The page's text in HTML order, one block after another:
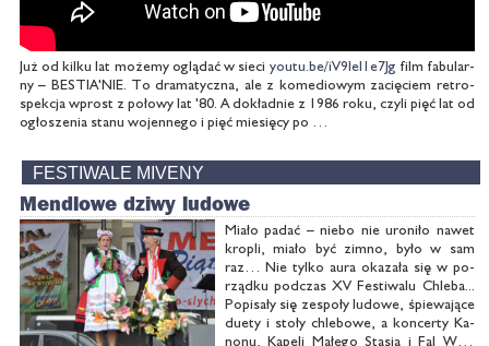
Już od kil­ku lat mo­że­my oglą­dać w sie­ci youtu.be/iV9Ie­l1e­7Jg film fa­bu­lar­
ny – BE­STIA'NIE. To dra­ma­tycz­na, ale z ko­me­dio­wym za­cię­ciem re­tro­
spek­cja wprost z po­ło­wy lat '80. A do­kład­nie z 1986 ro­ku, czy­li pięć lat od
ogło­sze­nia sta­nu wo­jen­ne­go i pięć mie­się­cy po …
FESTIWALE MIVENY
Men­dlo­we dzi­wy lu­do­we
Mia­ło pa­dać – nie­bo nie uro­ni­ło na­wet
kro­pli, mia­ło być zim­no, by­ło w sam
raz… Nie tyl­ko au­ra oka­za­ła się w po­
rząd­ku pod­czas XV Fe­sti­wa­lu Chle­ba...
Po­pi­sa­ły się ze­spo­ły lu­do­we, śpie­wa­ją­ce
du­ety i sto­ły chle­bo­we, a kon­cer­ty Ka­
no­nu, Ka­pe­li Ma­łe­go Sta­sia i Fal Wil­gi